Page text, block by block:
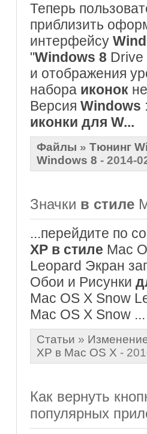
Теперь
приблизить
интерфейсу
"Windows 8
и отображения
набора иконок
Версия Windows
иконки для W...
Файлы » Тюнинг
Windows 8 - 2014-
Значки в стиле
...перейдите по
XP в стиле Mac
Leopard Экран
Обои и Рисунки
Mac OS X Snow
Mac OS X Snow ...
Статьи »
XP в Mac OS X -
Как вернуть
популярных